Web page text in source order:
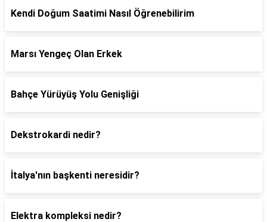
Kendi Doğum Saatimi Nasıl Öğrenebilirim
Marsı Yengeç Olan Erkek
Bahçe Yürüyüş Yolu Genişliği
Dekstrokardi nedir?
İtalya'nın başkenti neresidir?
Elektra kompleksi nedir?